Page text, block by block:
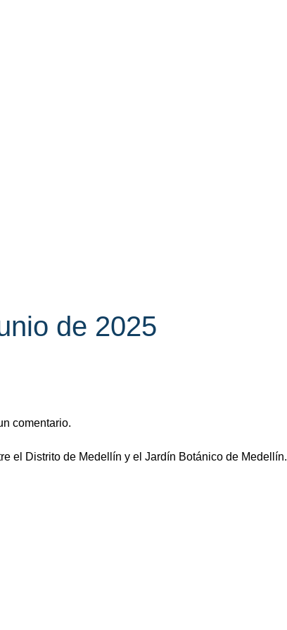
de 2025
comentario.
el Distrito de Medellín y el Jardín Botánico de Medellín.